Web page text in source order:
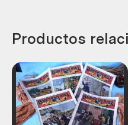
Productos